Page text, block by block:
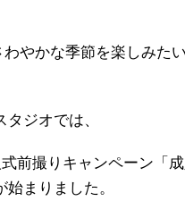
やかな季節を楽しみた
ジオでは、
前撮りキャンペーン「
まりました。